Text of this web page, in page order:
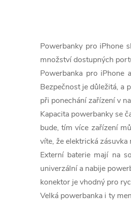
v
l
á
d
a
c
í
p
r
Powerbanky pro iPhone
množství dostupných
Powerbanka pro iPhone
Bezpečnost je důležitá, a
při ponechání zařízení v
Kapacita powerbanky se
bude, tím více zařízení
víte, že elektrická
Externí baterie mají na
univerzální a nabije
konektor je vhodný pro
Velká powerbanka i ty